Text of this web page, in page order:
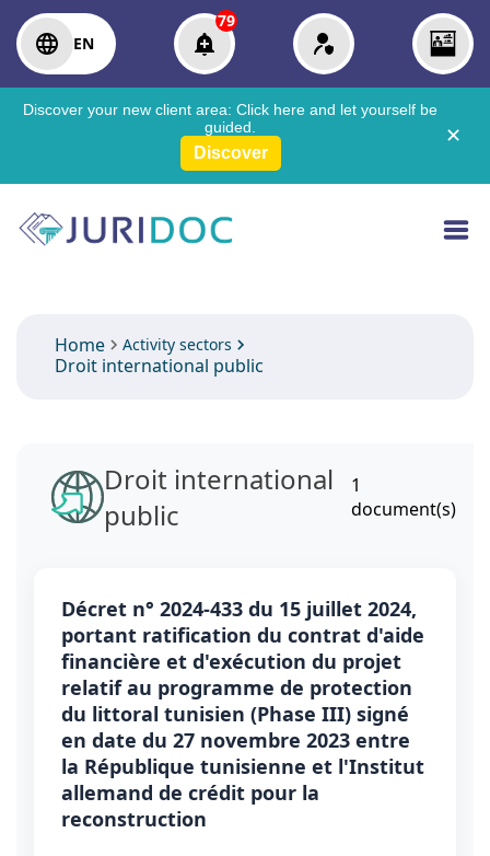
EN
79
Discover your new client area: Click here and let yourself be
guided.
Discover
✕
Home Activity sectors
Droit international public
Droit international
public
1
document(s)
Décret n° 2024-433 du 15 juillet 2024,
portant ratification du contrat d'aide
financière et d'exécution du projet
relatif au programme de protection
du littoral tunisien (Phase III) signé
en date du 27 novembre 2023 entre
la République tunisienne et l'Institut
allemand de crédit pour la
reconstruction